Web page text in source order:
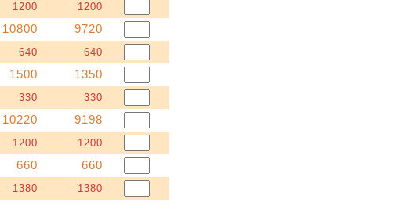
1200 1200
10800 9720
640 640
1500 1350
330 330
10220 9198
1200 1200
660 660
1380 1380